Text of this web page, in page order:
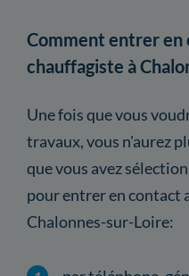
Comment entrer en
chauffagiste à
Une fois que vous
travaux, vous n'aurez
que vous avez
pour entrer en contact
Chalonnes-sur-Loire: